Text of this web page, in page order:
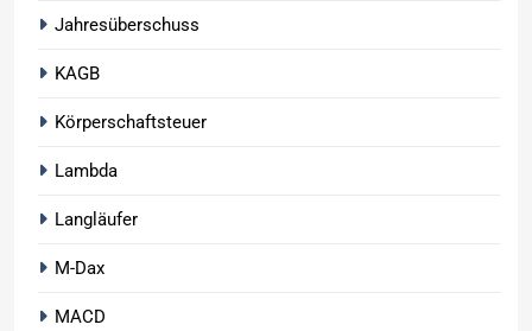
Jahresüberschuss
KAGB
Körperschaftsteuer
Lambda
Langläufer
M-Dax
MACD